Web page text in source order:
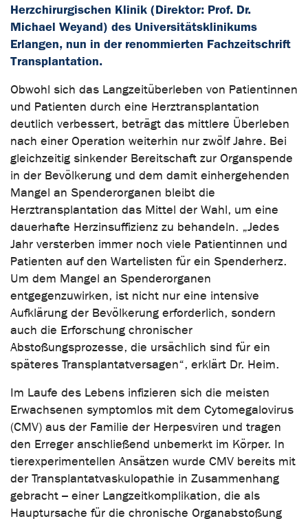
Herzchirurgischen Klinik (Direktor: Prof. Dr.
Michael Weyand) des Universitätsklinikums
Erlangen, nun in der renommierten Fachzeitschrift
Transplantation.
Obwohl sich das Langzeitüberleben von Patientinnen
und Patienten durch eine Herztransplantation
deutlich verbessert, beträgt das mittlere Überleben
nach einer Operation weiterhin nur zwölf Jahre. Bei
gleichzeitig sinkender Bereitschaft zur Organspende
in der Bevölkerung und dem damit einhergehenden
Mangel an Spenderorganen bleibt die
Herztransplantation das Mittel der Wahl, um eine
dauerhafte Herzinsuffizienz zu behandeln. „Jedes
Jahr versterben immer noch viele Patientinnen und
Patienten auf den Wartelisten für ein Spenderherz.
Um dem Mangel an Spenderorganen
entgegenzuwirken, ist nicht nur eine intensive
Aufklärung der Bevölkerung erforderlich, sondern
auch die Erforschung chronischer
Abstoßungsprozesse, die ursächlich sind für ein
späteres Transplantatversagen“, erklärt Dr. Heim.
Im Laufe des Lebens infizieren sich die meisten
Erwachsenen symptomlos mit dem Cytomegalovirus
(CMV) aus der Familie der Herpesviren und tragen
den Erreger anschließend unbemerkt im Körper. In
tierexperimentellen Ansätzen wurde CMV bereits mit
der Transplantatvaskulopathie in Zusammenhang
gebracht – einer Langzeitkomplikation, die als
Hauptursache für die chronische Organabstoßung